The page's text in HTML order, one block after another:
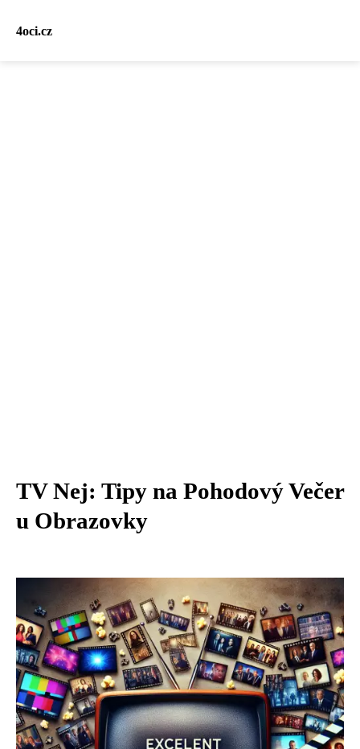
4oci.cz
TV Nej: Tipy na Pohodový Večer
u Obrazovky